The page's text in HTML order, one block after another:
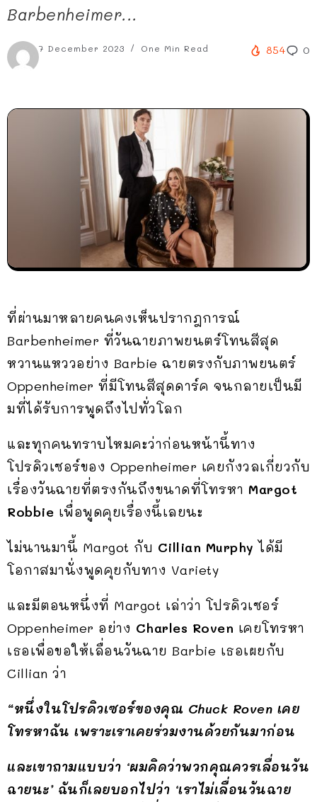
Barbenheimer...
7 December 2023 One Min Read 854 0
ที่ผ่านมาหลายคนคงเห็นปรากฎการณ์
Barbenheimer ที่วันฉายภาพยนตร์โทนสีสุด
หวานแหววอย่าง Barbie ฉายตรงกับภาพยนตร์
Oppenheimer ที่มีโทนสีสุดดาร์ค จนกลายเป็นมี
มที่ได้รับการพูดถึงไปทั่วโลก
และทุกคนทราบไหมคะว่าก่อนหน้านี้ทาง
โปรดิวเซอร์ของ Oppenheimer เคยกังวลเกี่ยวกับ
เรื่องวันฉายที่ตรงกันถึงขนาดที่โทรหา Margot
Robbie เพื่อพูดคุยเรื่องนี้เลยนะ
ไม่นานมานี้ Margot กับ Cillian Murphy ได้มี
โอกาสมานั่งพูดคุยกับทาง Variety
และมีตอนหนึ่งที่ Margot เล่าว่า โปรดิวเซอร์
Oppenheimer อย่าง Charles Roven เคยโทรหา
เธอเพื่อขอให้เลื่อนวันฉาย Barbie เธอเผยกับ
Cillian ว่า
“หนึ่งในโปรดิวเซอร์ของคุณ Chuck Roven เคย
โทรหาฉัน เพราะเราเคยร่วมงานด้วยกันมาก่อน
และเขาถามแบบว่า ‘ผมคิดว่าพวกคุณควรเลื่อนวัน
ฉายนะ’ ฉันก็เลยบอกไปว่า ‘เราไม่เลื่อนวันฉาย